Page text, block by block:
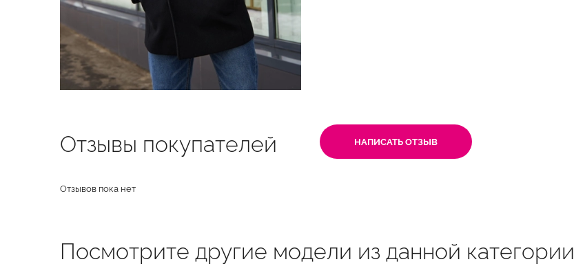
Отзывы покупателей НАПИСАТЬ ОТЗЫВ
Отзывов пока нет
Посмотрите другие модели из данной категории